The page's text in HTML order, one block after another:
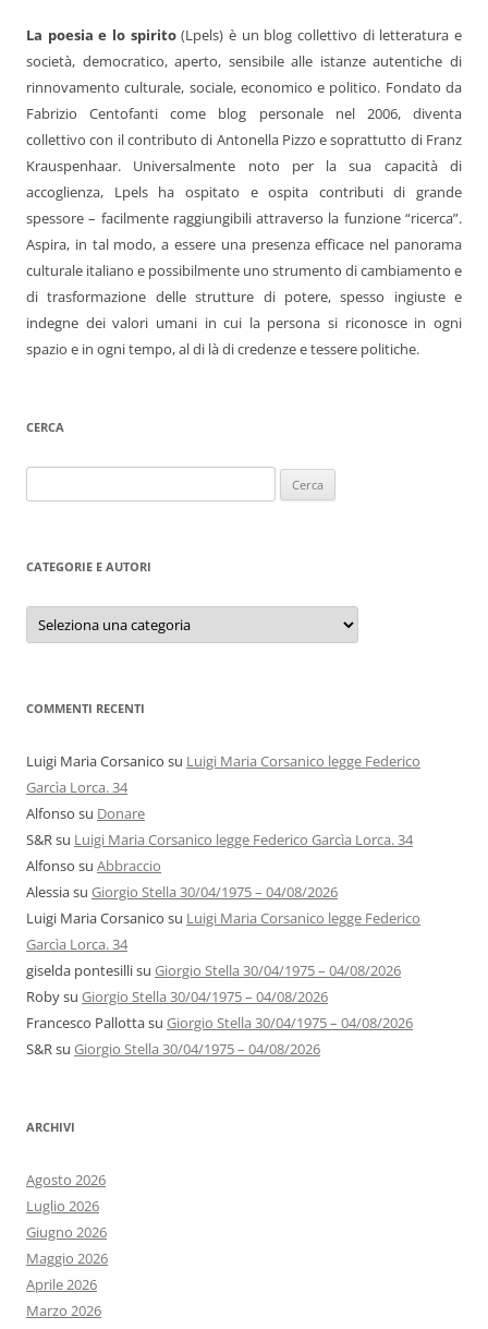
La poesia e lo spirito(Lpels) è un blog collettivo di letteratura e
società, democratico, aperto, sensibile alle istanze autentiche di
rinnovamento culturale, sociale, economico e politico. Fondato da
Fabrizio Centofanti come blog personale nel 2006, diventa
collettivo con il contributo di Antonella Pizzo e soprattutto di Franz
Krauspenhaar. Universalmente noto per la sua capacità di
accoglienza, Lpels ha ospitato e ospita contributi di grande
spessore – facilmente raggiungibili attraverso la funzione “ricerca”.
Aspira, in tal modo, a essere una presenza efficace nel panorama
culturale italiano e possibilmente uno strumento di cambiamento e
di trasformazione delle strutture di potere, spesso ingiuste e
indegne dei valori umani in cui la persona si riconosce in ogni
spazio e in ogni tempo, al di là di credenze e tessere politiche.
CERCA
per:
CATEGORIE E AUTORI
Categorie
autori
COMMENTI RECENTI
Luigi Maria Corsanico su Luigi Maria Corsanico legge Federico
Garcìa Lorca. 34
Alfonso su Donare
S&Rsu Luigi Maria Corsanico legge Federico Garcìa Lorca. 34
Alfonso su Abbraccio
Alessiasu Giorgio Stella 30/04/1975 – 04/08/2026
Luigi Maria Corsanico su Luigi Maria Corsanico legge Federico
Garcìa Lorca. 34
giselda pontesillisu Giorgio Stella 30/04/1975 – 04/08/2026
Robysu Giorgio Stella 30/04/1975 – 04/08/2026
Francesco Pallottasu Giorgio Stella 30/04/1975 – 04/08/2026
S&Rsu Giorgio Stella 30/04/1975 – 04/08/2026
ARCHIVI
Agosto 2026
Luglio 2026
Giugno 2026
Maggio 2026
Aprile 2026
Marzo 2026